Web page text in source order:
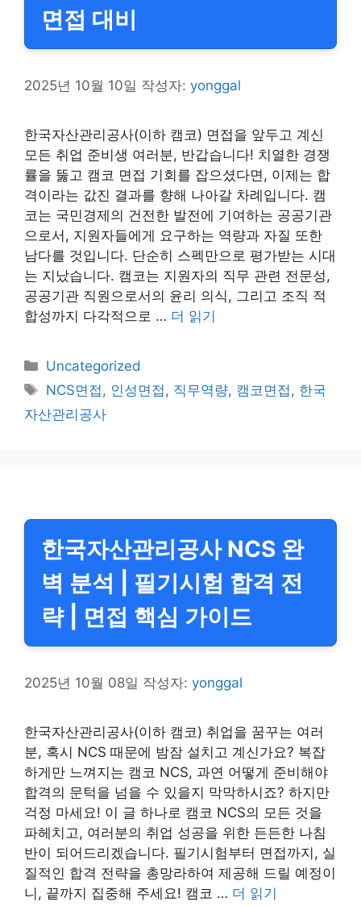
면접 대비
2025년 10월 10일 작성자: yonggal
한국자산관리공사(이하 캠코) 면접을 앞두고 계신
모든 취업 준비생 여러분, 반갑습니다! 치열한 경쟁
률을 뚫고 캠코 면접 기회를 잡으셨다면, 이제는 합
격이라는 값진 결과를 향해 나아갈 차례입니다. 캠
코는 국민경제의 건전한 발전에 기여하는 공공기관
으로서, 지원자들에게 요구하는 역량과 자질 또한
남다를 것입니다. 단순히 스펙만으로 평가받는 시대
는 지났습니다. 캠코는 지원자의 직무 관련 전문성,
공공기관 직원으로서의 윤리 의식, 그리고 조직 적
합성까지 다각적으로 … 더 읽기
카
테
리
Uncategorized
태
그
NCS면접 , 인성면접 , 직무역량, 캠코면접 , 한국
자산관리공사
한국자산관리공사 NCS 완
벽 분석 | 필기시험 합격 전
략 | 면접 핵심 가이드
2025년 10월 08일 작성자: yonggal
한국자산관리공사(이하 캠코) 취업을 꿈꾸는 여러
분, 혹시 NCS 때문에 밤잠 설치고 계신가요? 복잡
하게만 느껴지는 캠코 NCS, 과연 어떻게 준비해야
합격의 문턱을 넘을 수 있을지 막막하시죠? 하지만
걱정 마세요! 이 글 하나로 캠코 NCS의 모든 것을
파헤치고, 여러분의 취업 성공을 위한 든든한 나침
반이 되어드리겠습니다. 필기시험부터 면접까지, 실
질적인 합격 전략을 총망라하여 제공해 드릴 예정이
니, 끝까지 집중해 주세요! 캠코 … 더 읽기